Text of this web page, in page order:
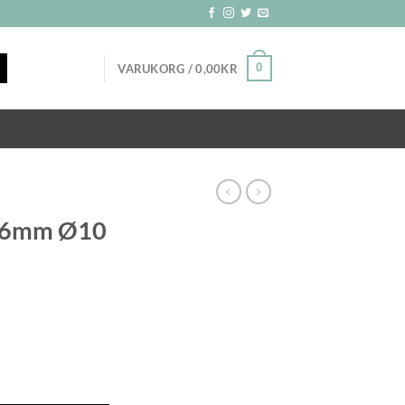
VARUKORG /0,00KR 0
Ø10